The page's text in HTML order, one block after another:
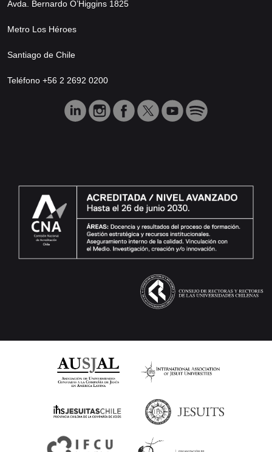
Avda. Bernardo O’Higgins 1825
Metro Los Héroes
Santiago de Chile
Teléfono +56 2 2692 0200